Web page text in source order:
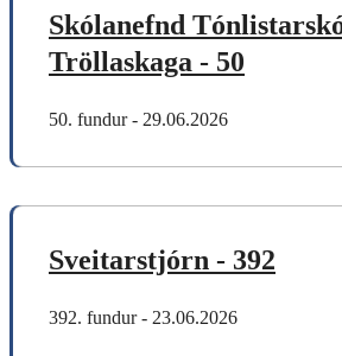
Skólanefnd
Tröllaskaga - 50
50. fundur - 29.06.2026
Sveitarstjórn - 392
392. fundur - 23.06.2026